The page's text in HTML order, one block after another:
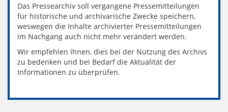
Das Pressearchiv soll vergangene Pressemitteilungen
für historische und archivarische Zwecke speichern,
weswegen die Inhalte archivierter Pressemitteilungen
im Nachgang auch nicht mehr verändert werden.
Wir empfehlen Ihnen, dies bei der Nutzung des Archivs
zu bedenken und bei Bedarf die Aktualität der
Informationen zu überprüfen.